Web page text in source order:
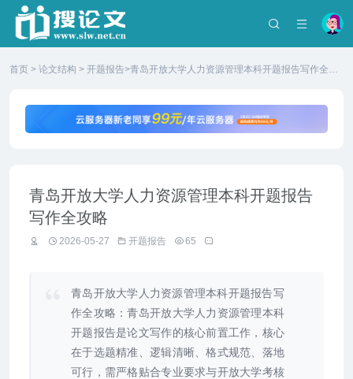
首页 > 论文结构 > 开题报告>青岛开放大学人力资源管理本科开题报告写作全攻
青岛开放大学人力资源管理本科开题报告
写作全攻略
2026-05-27 开题报告 65
青岛开放大学人力资源管理本科开题报告写
作全攻略：青岛开放大学人力资源管理本科
开题报告是论文写作的核心前置工作，核心
在于选题精准、逻辑清晰、格式规范、落地
可行，需严格贴合专业要求与开放大学考核